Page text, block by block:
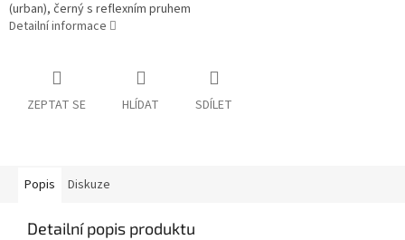
(urban), černý s reflexním pruhem
Detailní informace
ZEPTAT SE HLÍDAT SDÍLET
Popis Diskuze
Detailní popis produktu